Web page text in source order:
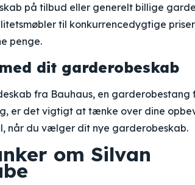
på tilbud eller generelt billige
til konkurrencedygtige
penge.
dit garderobeskab
fra Bauhaus, en
er det vigtigt at tænke over dine
når du vælger dit nye garderobeskab.
om Silvan